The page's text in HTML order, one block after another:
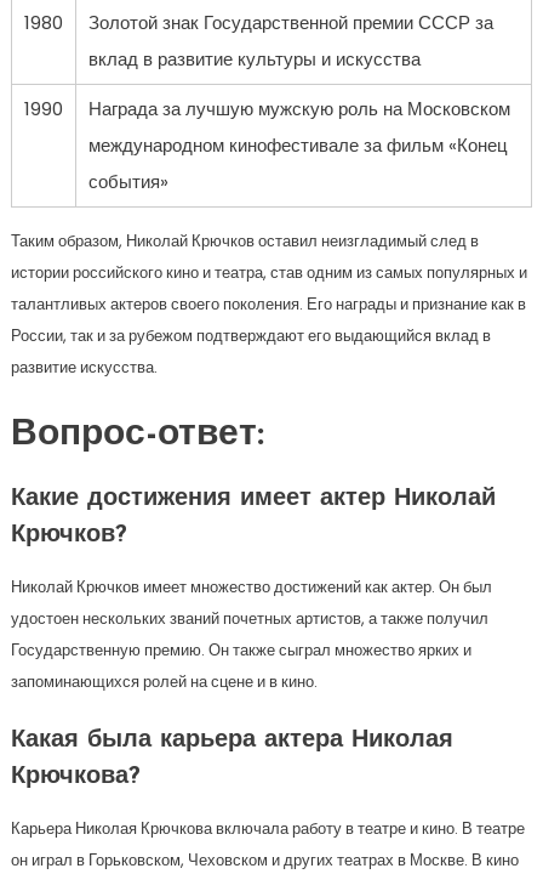
1980
Золотой знак Государственной премии СССР за
вклад в развитие культуры и искусства
1990
Награда за лучшую мужскую роль на Московском
международном кинофестивале за фильм «Конец
события»
Таким образом, Николай Крючков оставил неизгладимый след в
истории российского кино и театра, став одним из самых популярных и
талантливых актеров своего поколения. Его награды и признание как в
России, так и за рубежом подтверждают его выдающийся вклад в
развитие искусства.
Вопрос-ответ:
Какие достижения имеет актер Николай
Крючков?
Николай Крючков имеет множество достижений как актер. Он был
удостоен нескольких званий почетных артистов, а также получил
Государственную премию. Он также сыграл множество ярких и
запоминающихся ролей на сцене и в кино.
Какая была карьера актера Николая
Крючкова?
Карьера Николая Крючкова включала работу в театре и кино. В театре
он играл в Горьковском, Чеховском и других театрах в Москве. В кино